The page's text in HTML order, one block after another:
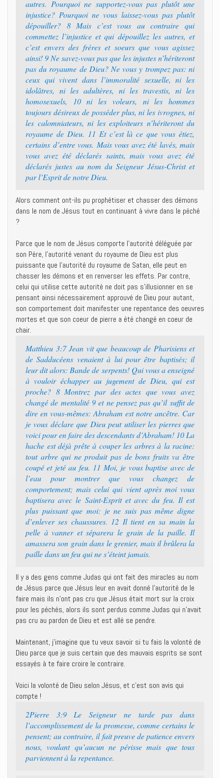
autres. Pourquoi ne supportez-vous pas plutôt une
injustice? Pourquoi ne vous laissez-vous pas plutôt
dépouiller? 8 Mais c’est vous au contraire qui
commettez l’injustice et qui dépouillez les autres, et
c’est envers des frères et soeurs que vous agissez
ainsi! 9 Ne savez-vous pas que les injustes n’hériteront
pas du royaume de Dieu? Ne vous y trompez pas: ni
ceux qui vivent dans l’immoralité sexuelle, ni les
idolâtres, ni les adultères, ni les travestis, ni les
homosexuels, 10 ni les voleurs, ni les hommes
toujours désireux de posséder plus, ni les ivrognes, ni
les calomniateurs, ni les exploiteurs n’hériteront du
royaume de Dieu. 11 Et c’est là ce que vous étiez,
certains d’entre vous. Mais vous avez été lavés, mais
vous avez été déclarés saints, mais vous avez été
déclarés justes au nom du Seigneur Jésus-Christ et
par l’Esprit de notre Dieu.
Alors comment ont-ils pu prophétiser et chasser des démons
dans le nom de Jésus tout en continuant à vivre dans le péché
?
Parce que le nom de Jésus comporte l’autorité déléguée par
son Père, l’autorité venant du royaume de Dieu est plus
puissante que l’autorité du royaume de Satan, elle peut en
chasser les démons et en renverser les effets. Par contre,
celui qui utilise cette autorité ne doit pas s’illusionner en se
pensant ainsi nécessairement approuvé de Dieu pour autant,
son comportement doit manifester une repentance des oeuvres
mortes et que son coeur de pierre a été changé en coeur de
chair.
Matthieu 3:7 Jean vit que beaucoup de Pharisiens et
de Sadducéens venaient à lui pour être baptisés; il
leur dit alors: Bande de serpents! Qui vous a enseigné
à vouloir échapper au jugement de Dieu, qui est
proche? 8 Montrez par des actes que vous avez
changé de mentalité 9 et ne pensez pas qu’il suffit de
dire en vous-mêmes: Abraham est notre ancêtre. Car
je vous déclare que Dieu peut utiliser les pierres que
voici pour en faire des descendants d’Abraham! 10 La
hache est déjà prête à couper les arbres à la racine:
tout arbre qui ne produit pas de bons fruits va être
coupé et jeté au feu. 11 Moi, je vous baptise avec de
l’eau pour montrer que vous changez de
comportement; mais celui qui vient après moi vous
baptisera avec le Saint-Esprit et avec du feu. Il est
plus puissant que moi: je ne suis pas même digne
d’enlever ses chaussures. 12 Il tient en sa main la
pelle à vanner et séparera le grain de la paille. Il
amassera son grain dans le grenier, mais il brûlera la
paille dans un feu qui ne s’éteint jamais.
Il y a des gens comme Judas qui ont fait des miracles au nom
de Jésus parce que Jésus leur en avait donné l’autorité de le
faire mais ils n’ont pas cru que Jésus était mort sur la croix
pour les péchés, alors ils sont perdus comme Judas qui n’avait
pas cru au pardon de Dieu et est allé se pendre.
Maintenant, j’imagine que tu veux savoir si tu fais la volonté de
Dieu parce que je suis certain que des mauvais esprits se sont
essayés à te faire croire le contraire.
Voici la volonté de Dieu selon Jésus, et c’est son avis qui
compte !
2Pierre 3:9 Le Seigneur ne tarde pas dans
l’accomplissement de la promesse, comme certains le
pensent; au contraire, il fait preuve de patience envers
nous, voulant qu’aucun ne périsse mais que tous
parviennent à la repentance.